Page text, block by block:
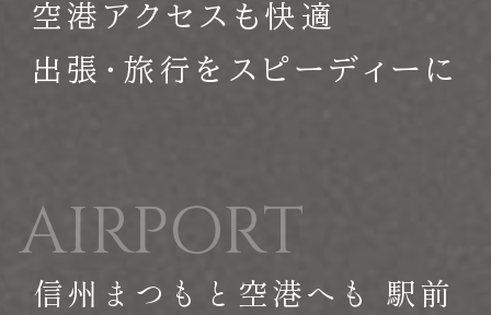
空港アクセスも快適
出張・旅行をスピーディーに
AIRPORT
信州まつもと空港へも 駅前